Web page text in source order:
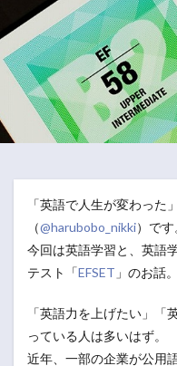
「英語で人生が変わった
（@harubobo_nikki）です
今回は英語学習と、英語
テスト「EFSET 」のお話。
「英語力を上げたい」「
っている人は多いはず。
近年、一部の企業が公用